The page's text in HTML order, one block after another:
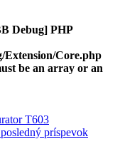
Debug] PHP
Core.php
be an array or an
T603
príspevok